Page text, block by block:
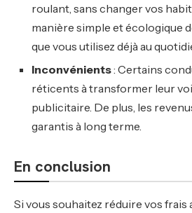
roulant, sans changer vos
manière simple et écologique
que vous utilisez déjà au
Inconvénients: Certains
réticents à transformer leur
publicitaire. De plus, les
garantis à long terme.
En conclusion
Si vous souhaitez réduire vos frais